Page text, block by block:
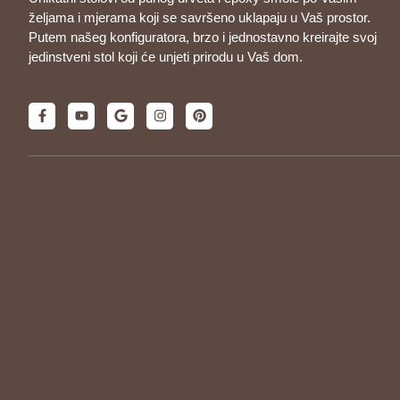
željama i mjerama koji se savršeno uklapaju u Vaš prostor.
Putem našeg konfiguratora, brzo i jednostavno kreirajte svoj
jedinstveni stol koji će unjeti prirodu u Vaš dom.